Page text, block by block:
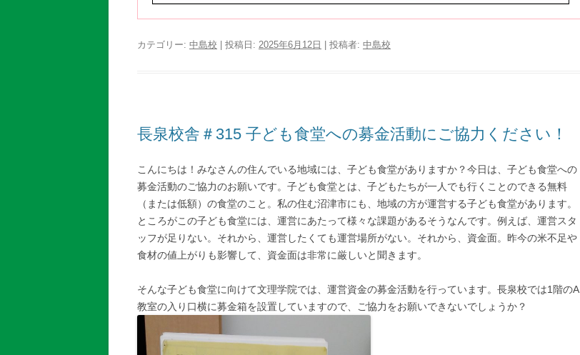
カテゴリー: 中島校 | 投稿日: 2025年6月12日 投稿者: 中島校
長泉校舎＃315 子ども食堂への募金活動にご協力ください！
こんにちは！みなさんの住んでいる地域には、子ども食堂がありますか？今日は、子ども食堂への
募金活動のご協力のお願いです。子ども食堂とは、子どもたちが一人でも行くことのできる無料
（または低額）の食堂のこと。私の住む沼津市にも、地域の方が運営する子ども食堂があります。
ところがこの子ども食堂には、運営にあたって様々な課題があるそうなんです。例えば、運営スタ
ッフが足りない。それから、運営したくても運営場所がない。それから、資金面。昨今の米不足や
食材の値上がりも影響して、資金面は非常に厳しいと聞きます。
そんな子ども食堂に向けて文理学院では、運営資金の募金活動を行っています。長泉校では1階のA
教室の入り口横に募金箱を設置していますので、ご協力をお願いできないでしょうか？